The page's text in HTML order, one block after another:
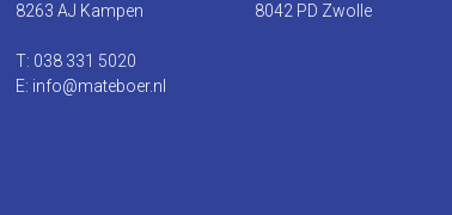
8263 AJ Kampen
T: 038 331 5020
E: info@mateboer.nl
8042 PD Zwolle